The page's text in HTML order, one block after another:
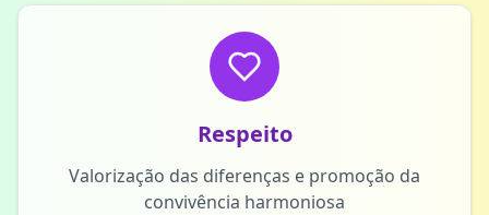
Respeito
Valorização das diferenças e promoção da
convivência harmoniosa